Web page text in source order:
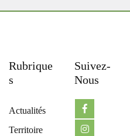
Rubrique
S
Actualités
Territoire
Suivez-
Nous